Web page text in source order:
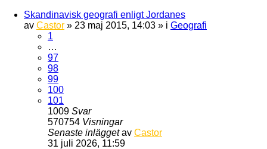
Skandinavisk geografi enligt Jordanes
av Castor » 23 maj 2015, 14:03 » i Geografi
1
…
97
98
99
100
101
1009 Svar
570754 Visningar
Senaste inläggetav Castor
31 juli 2026, 11:59